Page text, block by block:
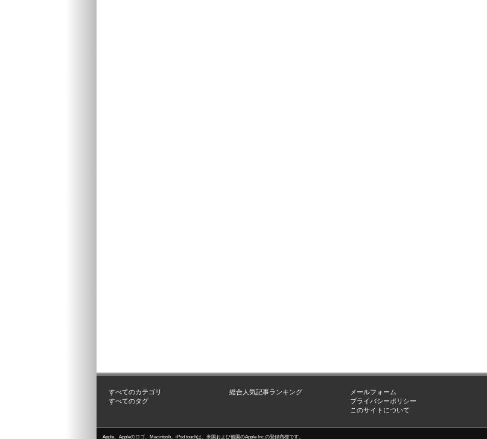
すべてのカテゴリ
すべてのタグ
総合人気記事ランキング
メールフォーム
プライバシーポリシー
このサイトについて
Apple、Appleのロゴ、Macintosh、iPod touchは、米国および他国のApple Inc.の登録商標です。